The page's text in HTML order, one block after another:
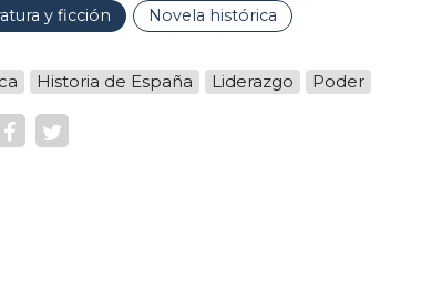
y ficción Novela histórica
Historia de España Liderazgo Poder